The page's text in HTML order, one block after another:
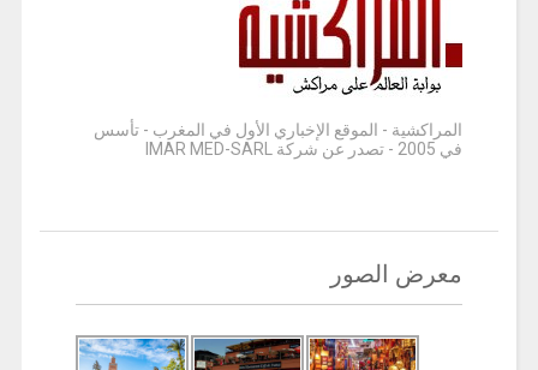
المراكشية - الموقع الإخباري الأول في المغرب - تأسس
في 2005 - تصدر عن شركة IMAR MED-SARL
معرض الصور